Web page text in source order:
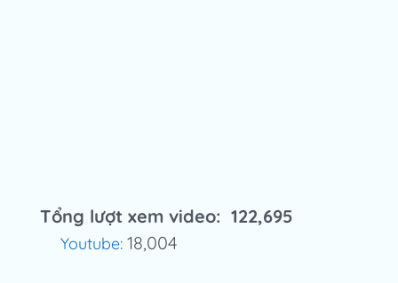
Tổng lượt xem video: 122,695
Youtube: 18,004